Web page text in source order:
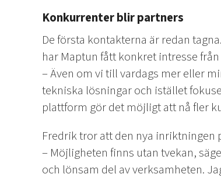
Konkurrenter blir partners
De första kontakterna är redan
har Maptun fått konkret intresse
– Även om vi till vardags mer eller
tekniska lösningar och istället
plattform gör det möjligt att nå fler
Fredrik tror att den nya
– Möjligheten finns utan tvekan,
och lönsam del av verksamheten.